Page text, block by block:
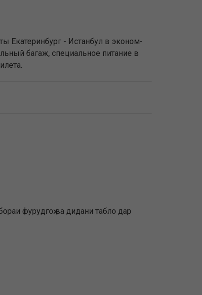
Екатеринбург - Истанбул в эконом-
багаж, специальное питание в
фурудгоҳ ва дидани табло дар